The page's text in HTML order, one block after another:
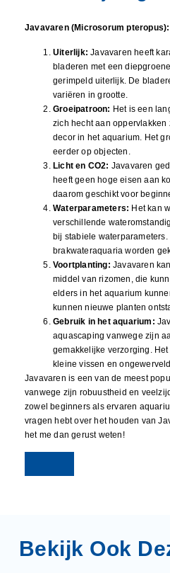
Javavaren (Microsorum pteropus):
Uiterlijk: Javavaren heeft
bladeren met een
gerimpeld uiterlijk. De
variëren in grootte.
Groeipatroon: Het is een
zich hecht aan
decor in het aquarium. Het
eerder op objecten.
Licht en CO2: Javavaren
heeft geen hoge eisen aan
daarom geschikt voor
Waterparameters: Het kan
verschillende
bij stabiele
brakwateraquaria worden
Voortplanting: Javavaren
middel van rizomen, die
elders in het aquarium
kunnen nieuwe planten
Gebruik in het aquarium:
aquascaping vanwege zijn
gemakkelijke verzorging.
kleine vissen en
Javavaren is een van de meest
vanwege zijn robuustheid en
zowel beginners als ervaren
vragen hebt over het houden van
het me dan gerust weten!